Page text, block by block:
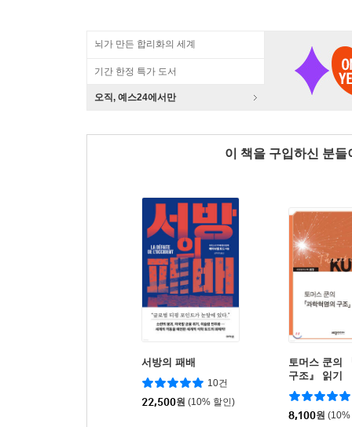
뇌가 만든 합리화의 세계
기간 한정 특가 도서
오직, 예스24에서만
이 책을 구입하신 분
서방의 패배
10건
22,500원 (10% 할인)
토머스 쿤의
구조』 읽기
8,100원 (10%